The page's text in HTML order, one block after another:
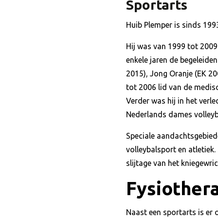
Sportarts
Huib Plemper is sinds
Hij was van 1999 tot
enkele jaren de
2015), Jong Oranje (EK
tot 2006 lid van de
Verder was hij in het
Nederlands dames
Speciale
volleybalsport en atletiek.
slijtage van het
Naast een sportarts is